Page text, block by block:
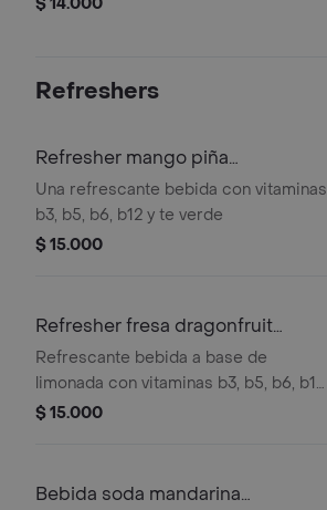
Refreshers
Refresher mango piña
extragrande
Una refrescante bebida con vitaminas
b3, b5, b6, b12 y te verde
$ 15.000
Refresher fresa dragonfruit
extragrande
Refrescante bebida a base de
limonada con vitaminas b3, b5, b6, b12
y te verde
$ 15.000
Bebida soda mandarina